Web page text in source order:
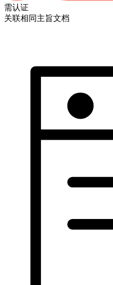
需认证
关联相同主旨文档